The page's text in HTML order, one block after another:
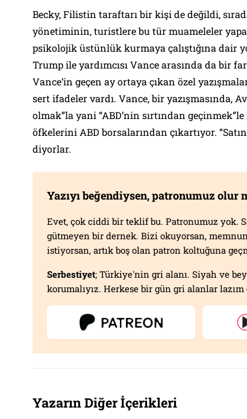
Becky, Filistin taraftarı bir kişi de değildi,
yönetiminin, turistlere bu tür muameleler
psikolojik üstünlük kurmaya çalıştığına dair
Trump ile yardımcısı Vance arasında da bir
Vance’in geçen ay ortaya çıkan özel
sert ifadeler vardı. Vance, bir yazışmasında,
olmak”la yani “ABD’nin sırtından
öfkelerini ABD borsalarından çıkartıyor.
diyorlar.
Yazıyı beğendiysen, patronumuz olur
Evet, çok ciddi bir teklif bu. Patronumuz yok.
gütmeyen bir dernek. Bizi okuyorsan,
istiyorsan, artık boş olan patron koltuğuna
Serbestiyet; Türkiye'nin gri alanı. Siyah ve
korumalıyız. Herkese bir gün gri alanlar lazım
Yazarın Diğer İçerikleri